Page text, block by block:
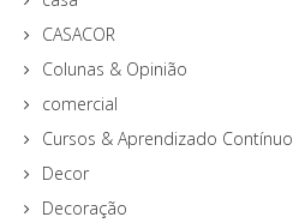
CASACOR
Colunas & Opinião
comercial
Cursos & Aprendizado Contínuo
Decor
Decoração